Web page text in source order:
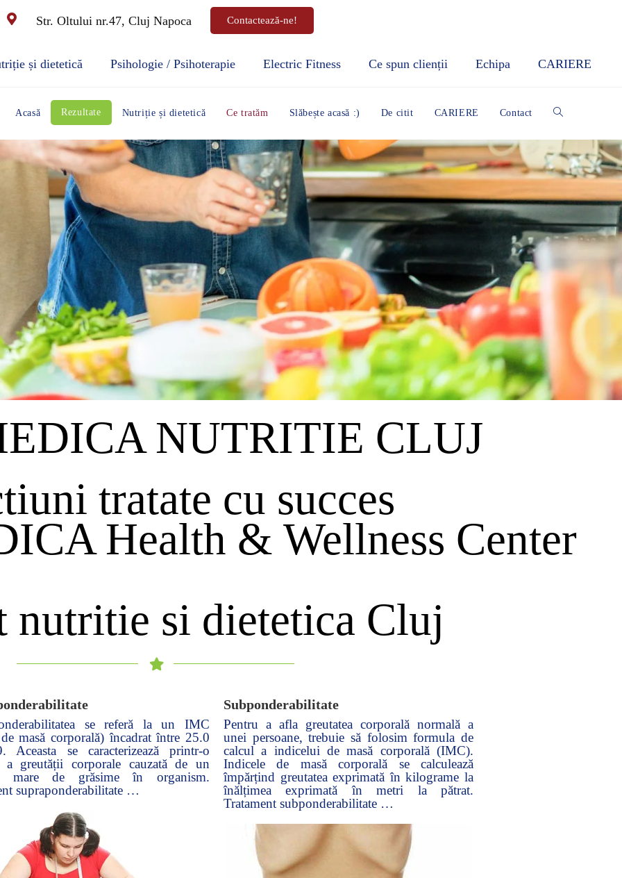
Str. Oltului nr.47, Cluj Napoca Contactează-ne!
și dietetică Psihologie / Psihoterapie Electric Fitness Ce spun clienții Echipa CARIERE
Acasă Rezultate Nutriție și dietetică Ce tratăm Slăbește acasă :) De citit CARIERE Contact
NUTRITIE CLUJ
tratate cu succes
Health & Wellness Center
nutritie si dietetica Cluj
se referă la un IMC
masă corporală) încadrat între 25.0
Aceasta se caracterizează printr-o
a greutății corporale cauzată de un
mare de grăsime în organism.
supraponderabilitate …
Subponderabilitate
Pentru a afla greutatea corporală normală a
unei persoane, trebuie să folosim formula de
calcul a indicelui de masă corporală (IMC).
Indicele de masă corporală se calculează
împărțind greutatea exprimată în kilograme la
înălțimea exprimată în metri la pătrat.
Tratament subponderabilitate …